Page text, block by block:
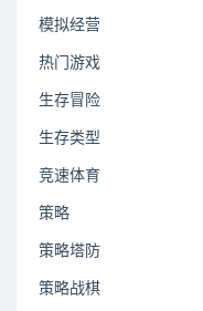
模拟经营
热门游戏
生存冒险
生存类型
竞速体育
策略
策略塔防
策略战棋